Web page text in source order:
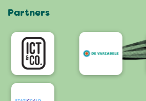
App
Bereikbaarheid/
Partners